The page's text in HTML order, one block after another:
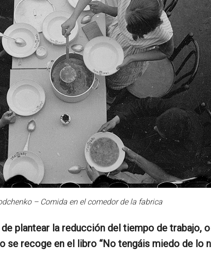
– Comida en el comedor de la fabrica
plantear la reducción del tiempo de trabajo,
se recoge en el libro “No tengáis miedo de lo